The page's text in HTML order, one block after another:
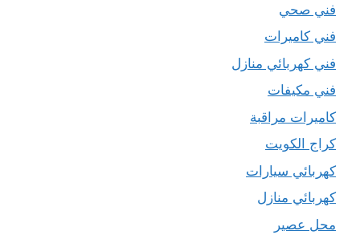
فني صحي
فني كاميرات
فني كهربائي منازل
فني مكيفات
كاميرات مراقبة
كراج الكويت
كهربائي سيارات
كهربائي منازل
محل عصير